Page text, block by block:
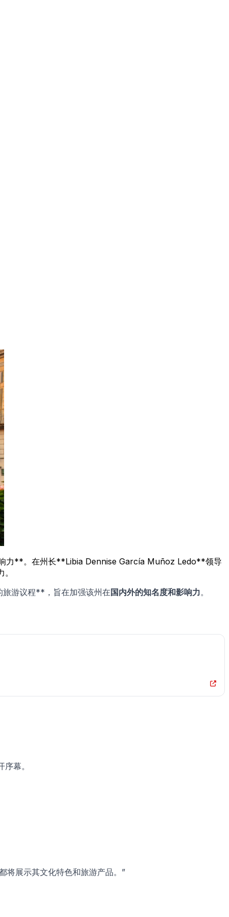
力**。在州长**Libia Dennise García Muñoz Ledo**领导
游议程**，旨在加强该州在国内外的知名度和影响力。
幕。
将展示其文化特色和旅游产品。”